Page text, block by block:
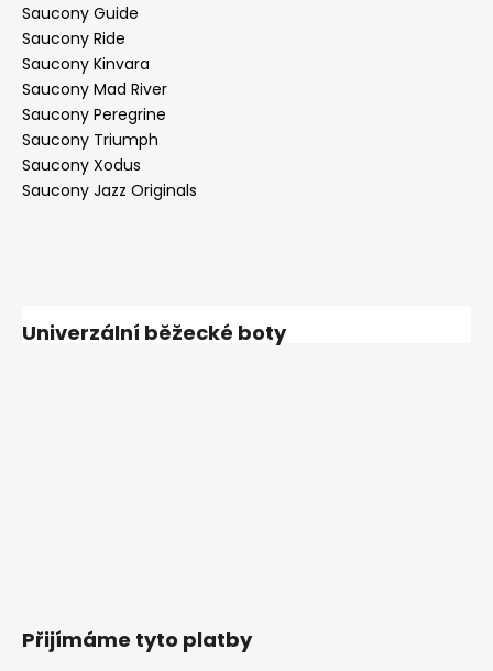
Saucony Guide
Saucony Ride
Saucony Kinvara
Saucony Mad River
Saucony Peregrine
Saucony Triumph
Saucony Xodus
Saucony Jazz Originals
Univerzální běžecké boty
Přijímáme tyto platby